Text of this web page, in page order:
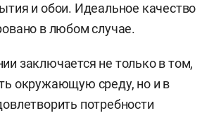
и обои. Идеальное качество
в любом случае.
заключается не только в том,
окружающую среду, но и в
потребности